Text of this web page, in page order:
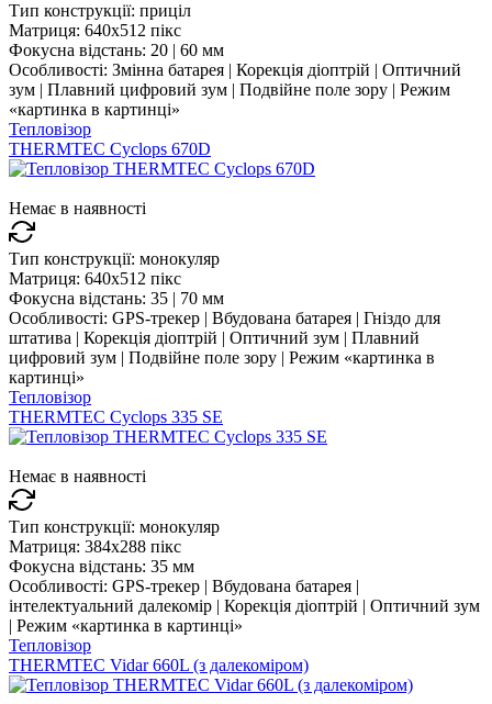
Тип конструкції: приціл
Матриця: 640x512 пікс
Фокусна відстань: 20 | 60 мм
Особливості: Змінна батарея | Корекція діоптрій | Оптичний
зум | Плавний цифровий зум | Подвійне поле зору | Режим
«картинка в картинці»
Тепловізор
THERMTEC Cyclops 670D
Немає в наявності
Тип конструкції: монокуляр
Матриця: 640x512 пікс
Фокусна відстань: 35 | 70 мм
Особливості: GPS-трекер | Вбудована батарея | Гніздо для
штатива | Корекція діоптрій | Оптичний зум | Плавний
цифровий зум | Подвійне поле зору | Режим «картинка в
картинці»
Тепловізор
THERMTEC Cyclops 335 SE
Немає в наявності
Тип конструкції: монокуляр
Матриця: 384x288 пікс
Фокусна відстань: 35 мм
Особливості: GPS-трекер | Вбудована батарея |
інтелектуальний далекомір | Корекція діоптрій | Оптичний зум
| Режим «картинка в картинці»
Тепловізор
THERMTEC Vidar 660L (з далекоміром)